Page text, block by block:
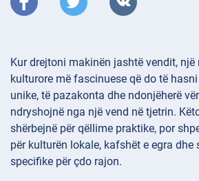
Kur drejtoni makinën jashtë vendit,
kulturore më fascinuese që do të
unike, të pazakonta dhe ndonjëherë
ndryshojnë nga një vend në tjetrin.
shërbejnë për qëllime praktike, por
për kulturën lokale, kafshët e egra dhe
specifike për çdo rajon.